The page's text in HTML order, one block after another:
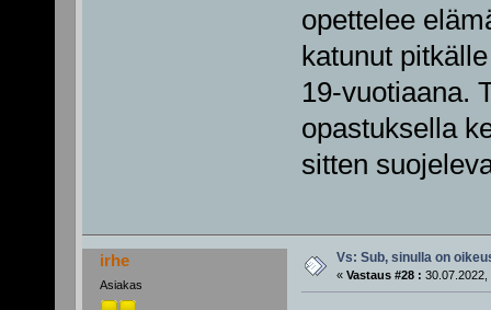
opettelee
katunut
19-vuotiaana.
opastuksella
sitten
irhe
Asiakas
Vs: Sub, sinulla on
« Vastaus #28 : 30.07.2022,